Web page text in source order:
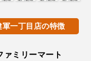
一丁目店の特徴
ァミリーマート